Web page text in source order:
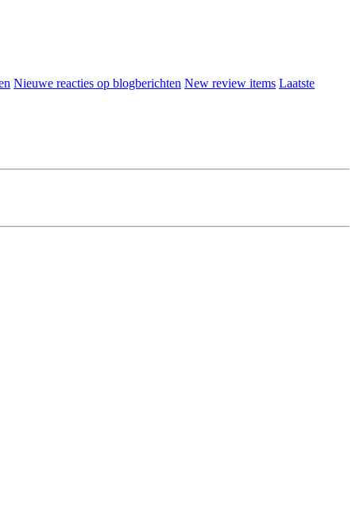
Nieuwe reacties op blogberichten New review items Laatste